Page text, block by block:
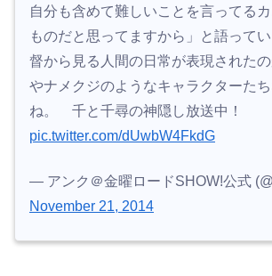
自分も含めて難しいことを言ってる
ものだと思ってますから」と語って
督から見る人間の日常が表現された
やナメクジのようなキャラクターた
ね。 千と千尋の神隠し放送中！
pic.twitter.com/dUwbW4FkdG
— アンク＠金曜ロードSHOW!公式
November 21, 2014